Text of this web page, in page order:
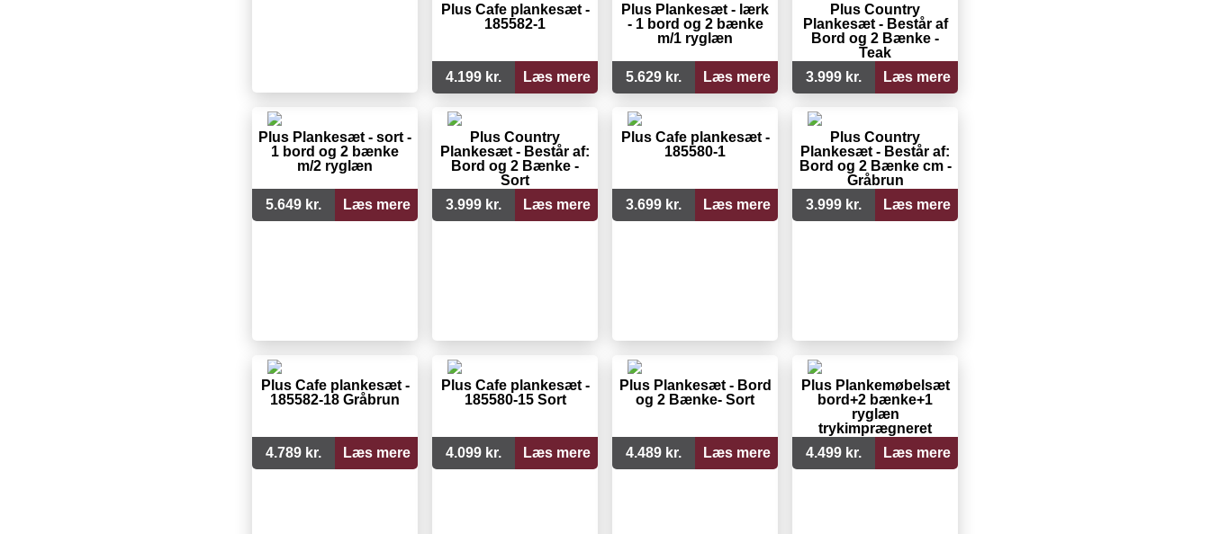
Plus Cafe plankesæt -
185582-1
4.199 kr. Læs mere
Plus Plankesæt - lærk
- 1 bord og 2 bænke
m/1 ryglæn
5.629 kr. Læs mere
Plus Country
Plankesæt - Består af
Bord og 2 Bænke -
Teak
3.999 kr.
Læs mere
Plus Plankesæt - sort -
1 bord og 2 bænke
m/2 ryglæn
5.649 kr. Læs mere
Plus Country
Plankesæt - Består af:
Bord og 2 Bænke -
Sort
3.999 kr.
Læs mere
Plus Cafe plankesæt -
185580-1
3.699 kr. Læs mere
Plus Country
Plankesæt - Består af:
Bord og 2 Bænke cm -
Gråbrun
3.999 kr.
Læs mere
Plus Cafe plankesæt -
185582-18 Gråbrun
4.789 kr. Læs mere
Plus Cafe plankesæt -
185580-15 Sort
4.099 kr. Læs mere
Plus Plankesæt - Bord
og 2 Bænke- Sort
4.489 kr. Læs mere
Plus Plankemøbelsæt
bord+2 bænke+1
ryglæn
trykimprægneret
4.499 kr. Læs mere